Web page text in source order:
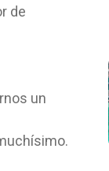
de
un